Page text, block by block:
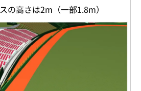
の高さは2m（一部1.8m）